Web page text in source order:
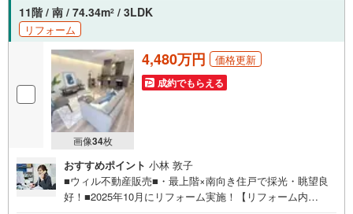
■ペットと一緒に暮らせるマンション（諸条件あり）！
■3DK！
■11階部分！眺望良好で抜け感のある住戸！
■陽当たり・風通し良好！
■各居室ゆとりのある広さ！
■DKと和室2間がつながる回遊性のある続き間プラン！空間を広く使える柔
軟なレイアウト！
■キッチンの形はL字型！
■現在は空き部屋で、気軽に室内見学可能です！
【弊社の特徴】
■お車でのご来場も可能です。周辺のコインパーキングまでご案内致します
ので、担当者にお声がけください。
■キッズスペースもございますので、小さなお子様がいらっしゃるご家庭も
11階 / 南 / 74.34m2 / 3LDK
リフォーム
画像34枚
4,480万円 価格更新
成約でもらえる
おすすめポイント 小林 敦子
■ウィル不動産販売■・最上階×南向き住戸で採光・眺望良
好！■2025年10月にリフォーム実施！【リフォーム内